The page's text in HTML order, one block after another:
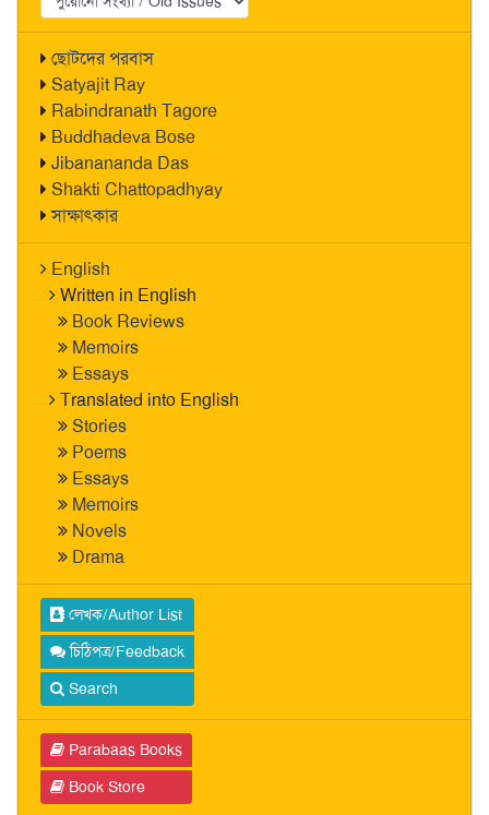
ছোটদের পরবাস
Satyajit Ray
Rabindranath Tagore
Buddhadeva Bose
Jibanananda Das
Shakti Chattopadhyay
সাক্ষাৎকার
English
Written in English
Book Reviews
Memoirs
Essays
Translated into English
Stories
Poems
Essays
Memoirs
Novels
Drama
লেখক/Author List
চিঠিপত্র/Feedback
Search
Parabaas Books
Book Store